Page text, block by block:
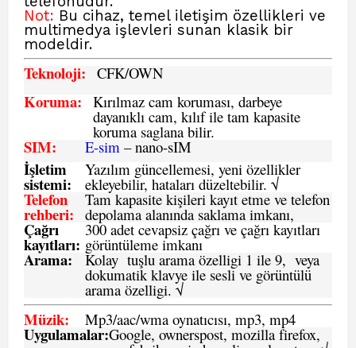
Not: Bu cihaz, temel iletişim özellikleri ve
multimedya işlevleri sunan klasik bir
modeldir.
Teknoloji: CFK/OWN
Koruma: Kırılmaz cam koruması, darbeye
dayanıklı cam, kılıf ile tam kapasite
koruma saglana bilir.
SIM: E-sim – nano-sIM
İşletim
sistemi:
Yazılım güncellemesi, yeni özellikler
ekleyebilir, hataları düzeltebilir. √
Telefon
rehberi:
Tam kapasite kişileri kayıt etme ve telefon
depolama alanında saklama imkanı,
Çağrı
kayıtları:
300 adet cevapsiz çağrı ve çağrı kayıtları
görüntüleme imkanı
Arama: Kolay tuşlu arama özelligi 1 ile 9, veya
dokumatik klavye ile sesli ve görüntülü
arama özelligi. √
Müzik: Mp3/aac/wma oynatıcısı, mp3, mp4
Uygulamalar:Google, ownerspost, mozilla firefox,